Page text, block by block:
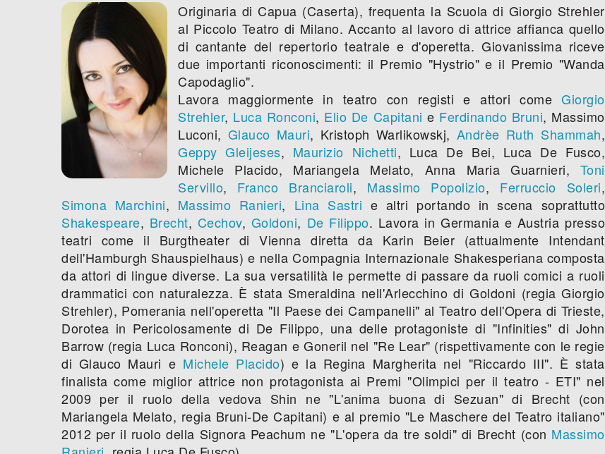
Originaria di Capua (Caserta), frequenta la Scuola di Giorgio Strehler
al Piccolo Teatro di Milano. Accanto al lavoro di attrice affianca quello
di cantante del repertorio teatrale e d'operetta. Giovanissima riceve
due importanti riconoscimenti: il Premio "Hystrio" e il Premio "Wanda
Capodaglio".
Lavora maggiormente in teatro con registi e attori comeGiorgio
Strehler, Luca Ronconi, Elio De Capitani e Ferdinando Bruni, Massimo
Luconi, Glauco Mauri, Kristoph Warlikowskj, Andrèe Ruth Shammah,
Geppy Gleijeses, Maurizio Nichetti, Luca De Bei, Luca De Fusco,
Michele Placido, Mariangela Melato, Anna Maria Guarnieri, Toni
Servillo, Franco Branciaroli, Massimo Popolizio, Ferruccio Soleri,
Simona Marchini, Massimo Ranieri, Lina Sastri e altri portando in scena soprattutto
Shakespeare, Brecht, Cechov, Goldoni, De Filippo. Lavora in Germania e Austria presso
teatri come il Burgtheater di Vienna diretta da Karin Beier (attualmente Intendant
dell'Hamburgh Shauspielhaus) e nella Compagnia Internazionale Shakesperiana composta
da attori di lingue diverse. La sua versatilità le permette di passare da ruoli comici a ruoli
drammatici con naturalezza. È stata Smeraldina nell'Arlecchino di Goldoni (regia Giorgio
Strehler), Pomerania nell'operetta "Il Paese dei Campanelli" al Teatro dell'Opera di Trieste,
Dorotea in Pericolosamente di De Filippo, una delle protagoniste di "Infinities" di John
Barrow (regia Luca Ronconi), Reagan e Goneril nel "Re Lear" (rispettivamente con le regie
di Glauco Mauri e Michele Placido) e la Regina Margherita nel "Riccardo III". È stata
finalista come miglior attrice non protagonista ai Premi "Olimpici per il teatro - ETI" nel
2009 per il ruolo della vedova Shin ne "L'anima buona di Sezuan" di Brecht (con
Mariangela Melato, regia Bruni-De Capitani) e al premio "Le Maschere del Teatro italiano"
2012 per il ruolo della Signora Peachum ne "L'opera da tre soldi" di Brecht (con Massimo